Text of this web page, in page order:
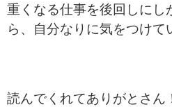
重くなる仕事を後回しにし
ら、自分なりに気をつけて
読んでくれてありがとさん